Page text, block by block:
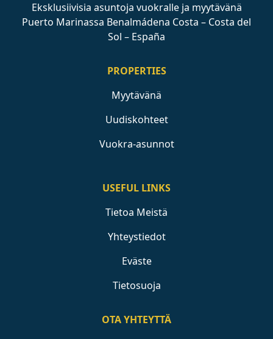
Eksklusiivisia asuntoja vuokralle ja myytävänä
Puerto Marinassa Benalmádena Costa – Costa del
Sol – España
PROPERTIES
Myytävänä
Uudiskohteet
Vuokra-asunnot
USEFUL LINKS
Tietoa Meistä
Yhteystiedot
Eväste
Tietosuoja
OTA YHTEYTTÄ